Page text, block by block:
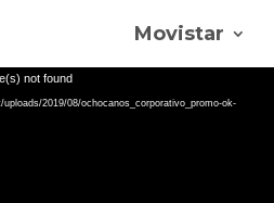
Movistar
not found
2019/08/ochocanos_corporativo_promo-ok-